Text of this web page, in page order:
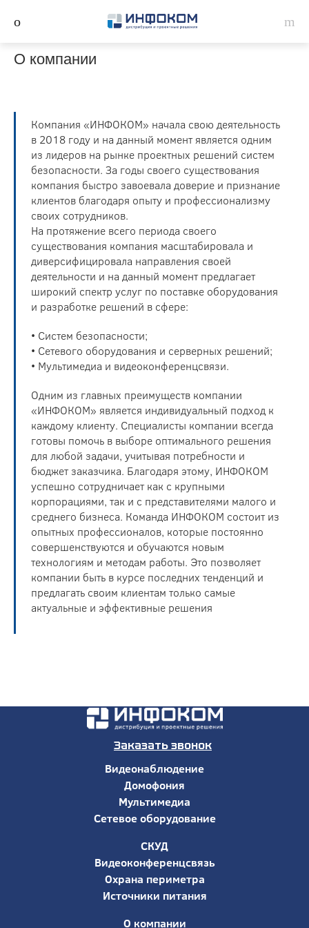
О компании
Компания «ИНФОКОМ» начала свою деятельность
в 2018 году и на данный момент является одним
из лидеров на рынке проектных решений систем
безопасности. За годы своего существования
компания быстро завоевала доверие и признание
клиентов благодаря опыту и профессионализму
своих сотрудников.
На протяжение всего периода своего
существования компания масштабировала и
диверсифицировала направления своей
деятельности и на данный момент предлагает
широкий спектр услуг по поставке оборудования
и разработке решений в сфере:
• Систем безопасности;
• Сетевого оборудования и серверных решений;
• Мультимедиа и видеоконференцсвязи.
Одним из главных преимуществ компании
«ИНФОКОМ» является индивидуальный подход к
каждому клиенту. Специалисты компании всегда
готовы помочь в выборе оптимального решения
для любой задачи, учитывая потребности и
бюджет заказчика. Благодаря этому, ИНФОКОМ
успешно сотрудничает как с крупными
корпорациями, так и с представителями малого и
среднего бизнеса. Команда ИНФОКОМ состоит из
опытных профессионалов, которые постоянно
совершенствуются и обучаются новым
технологиям и методам работы. Это позволяет
компании быть в курсе последних тенденций и
предлагать своим клиентам только самые
актуальные и эффективные решения
Заказать звонок
Видеонаблюдение
Домофония
Мультимедиа
Сетевое оборудование
СКУД
Видеоконференцсвязь
Охрана периметра
Источники питания
О компании